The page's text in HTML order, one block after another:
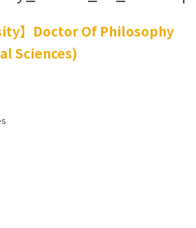
】Doctor Of Philosophy
Sciences)